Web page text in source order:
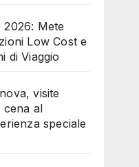
2026: Mete
Low Cost e
di Viaggio
visite
cena al
speciale